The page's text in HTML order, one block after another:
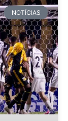
NOTÍCIAS